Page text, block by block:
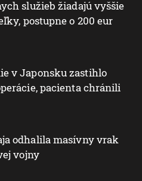
služieb žiadajú vyššie
postupne o 200 eur
v Japonsku zastihlo
pacienta chránili
odhalila masívny vrak
vojny